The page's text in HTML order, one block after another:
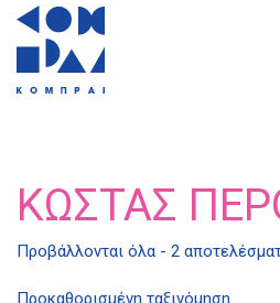
ΚΏΣΤΑΣ
Προβάλλονται όλα - 2
Προκαθορισμένη ταξινόμηση